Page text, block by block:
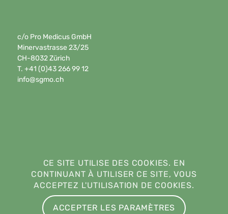
c/o Pro Medicus GmbH
Minervastrasse 23/25
CH-8032 Zürich
T. +41 (0)43 266 99 12
info@sgmo.ch
CE SITE UTILISE DES COOKIES. EN
CONTINUANT À UTILISER CE SITE, VOUS
ACCEPTEZ L'UTILISATION DE COOKIES.
ACCEPTER LES PARAMÈTRES